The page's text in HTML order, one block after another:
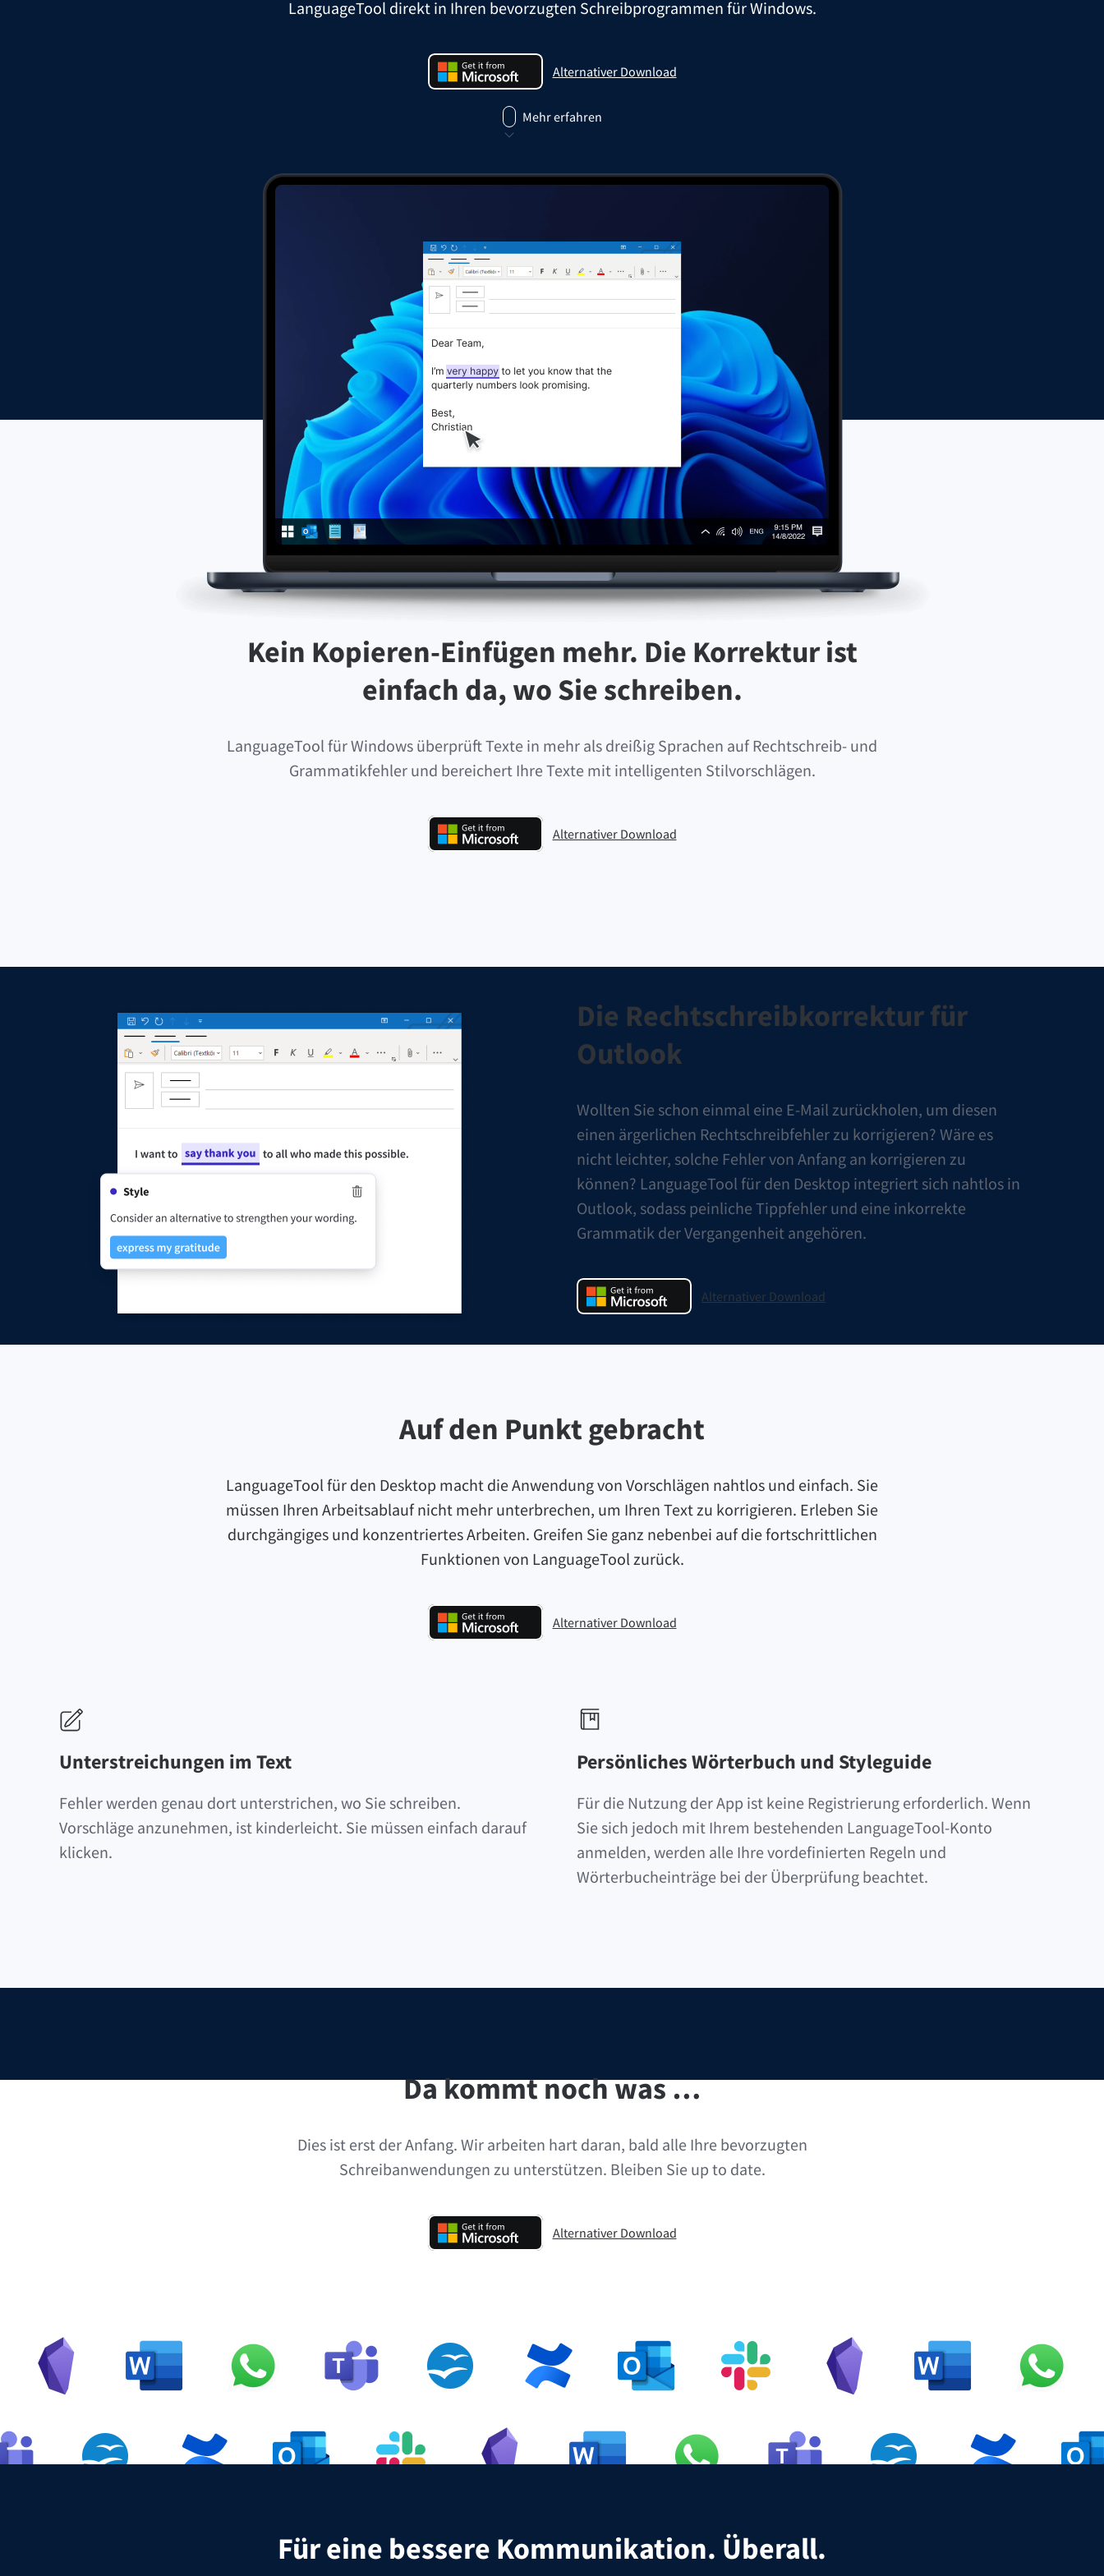
Gmail
Google Docs
Apple Pages
macOS
Hilfe
LanguageTool direkt in Ihren bevorzugten Schreibprogrammen für Windows.
LanguageTool für Windows herunterladen
Alternativer Download
Mehr erfahren
Kein Kopieren-Einfügen mehr. Die Korrektur ist
einfach da, wo Sie schreiben.
LanguageTool für Windows überprüft Texte in mehr als dreißig Sprachen auf Rechtschreib- und
Grammatikfehler und bereichert Ihre Texte mit intelligenten Stilvorschlägen.
LanguageTool für Windows herunterladen
Alternativer Download
Die Rechtschreibkorrektur für
Outlook
Wollten Sie schon einmal eine E-Mail zurückholen, um diesen
einen ärgerlichen Rechtschreibfehler zu korrigieren? Wäre es
nicht leichter, solche Fehler von Anfang an korrigieren zu
können? LanguageTool für den Desktop integriert sich nahtlos in
Outlook, sodass peinliche Tippfehler und eine inkorrekte
Grammatik der Vergangenheit angehören.
LanguageTool für Windows herunterladen
Alternativer Download
Auf den Punkt gebracht
LanguageTool für den Desktop macht die Anwendung von Vorschlägen nahtlos und einfach. Sie
müssen Ihren Arbeitsablauf nicht mehr unterbrechen, um Ihren Text zu korrigieren. Erleben Sie
durchgängiges und konzentriertes Arbeiten. Greifen Sie ganz nebenbei auf die fortschrittlichen
Funktionen von LanguageTool zurück.
LanguageTool für Windows herunterladen
Alternativer Download
Unterstreichungen im Text
Fehler werden genau dort unterstrichen, wo Sie schreiben.
Vorschläge anzunehmen, ist kinderleicht. Sie müssen einfach darauf
klicken.
Persönliches Wörterbuch und Styleguide
Für die Nutzung der App ist keine Registrierung erforderlich. Wenn
Sie sich jedoch mit Ihrem bestehenden LanguageTool-Konto
anmelden, werden alle Ihre vordefinierten Regeln und
Wörterbucheinträge bei der Überprüfung beachtet.
Da kommt noch was …
Dies ist erst der Anfang. Wir arbeiten hart daran, bald alle Ihre bevorzugten
Schreibanwendungen zu unterstützen. Bleiben Sie up to date.
LanguageTool für Windows herunterladen
Alternativer Download
Für eine bessere Kommunikation. Überall.